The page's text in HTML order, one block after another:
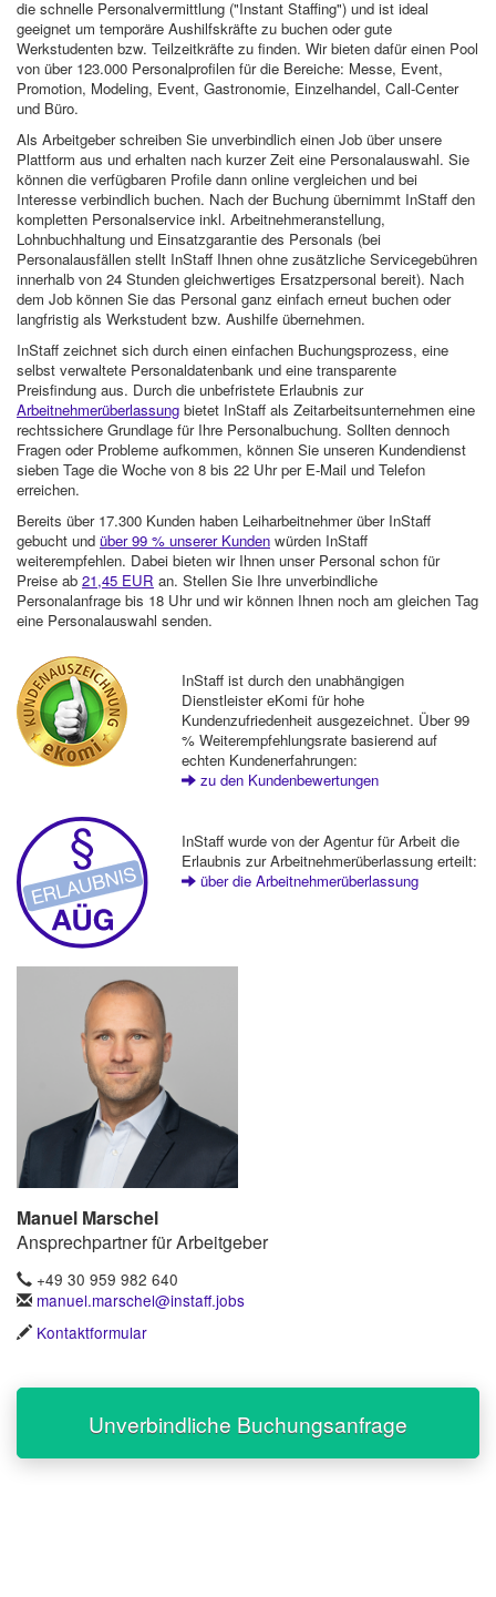
die schnelle Personalvermittlung ("Instant Staffing") und ist ideal
geeignet um temporäre Aushilfskräfte zu buchen oder gute
Werkstudenten bzw. Teilzeitkräfte zu finden. Wir bieten dafür einen Pool
von über 123.000 Personalprofilen für die Bereiche: Messe, Event,
Promotion, Modeling, Event, Gastronomie, Einzelhandel, Call-Center
und Büro.
Als Arbeitgeber schreiben Sie unverbindlich einen Job über unsere
Plattform aus und erhalten nach kurzer Zeit eine Personalauswahl. Sie
können die verfügbaren Profile dann online vergleichen und bei
Interesse verbindlich buchen. Nach der Buchung übernimmt InStaff den
kompletten Personalservice inkl. Arbeitnehmeranstellung,
Lohnbuchhaltung und Einsatzgarantie des Personals (bei
Personalausfällen stellt InStaff Ihnen ohne zusätzliche Servicegebühren
innerhalb von 24 Stunden gleichwertiges Ersatzpersonal bereit). Nach
dem Job können Sie das Personal ganz einfach erneut buchen oder
langfristig als Werkstudent bzw. Aushilfe übernehmen.
InStaff zeichnet sich durch einen einfachen Buchungsprozess, eine
selbst verwaltete Personaldatenbank und eine transparente
Preisfindung aus. Durch die unbefristete Erlaubnis zur
Arbeitnehmerüberlassung bietet InStaff als Zeitarbeitsunternehmen eine
rechtssichere Grundlage für Ihre Personalbuchung. Sollten dennoch
Fragen oder Probleme aufkommen, können Sie unseren Kundendienst
sieben Tage die Woche von 8 bis 22 Uhr per E-Mail und Telefon
erreichen.
Bereits über 17.300 Kunden haben Leiharbeitnehmer über InStaff
gebucht und über 99 % unserer Kunden würden InStaff
weiterempfehlen. Dabei bieten wir Ihnen unser Personal schon für
Preise ab 21,45 EUR an. Stellen Sie Ihre unverbindliche
Personalanfrage bis 18 Uhr und wir können Ihnen noch am gleichen Tag
eine Personalauswahl senden.
InStaff ist durch den unabhängigen
Dienstleister eKomi für hohe
Kundenzufriedenheit ausgezeichnet. Über 99
% Weiterempfehlungsrate basierend auf
echten Kundenerfahrungen:
zu den Kundenbewertungen
InStaff wurde von der Agentur für Arbeit die
Erlaubnis zur Arbeitnehmerüberlassung erteilt:
über die Arbeitnehmerüberlassung
Manuel Marschel
Ansprechpartner für Arbeitgeber
+49 30 959 982 640
manuel.marschel@instaff.jobs
Kontaktformular
Unverbindliche Buchungsanfrage